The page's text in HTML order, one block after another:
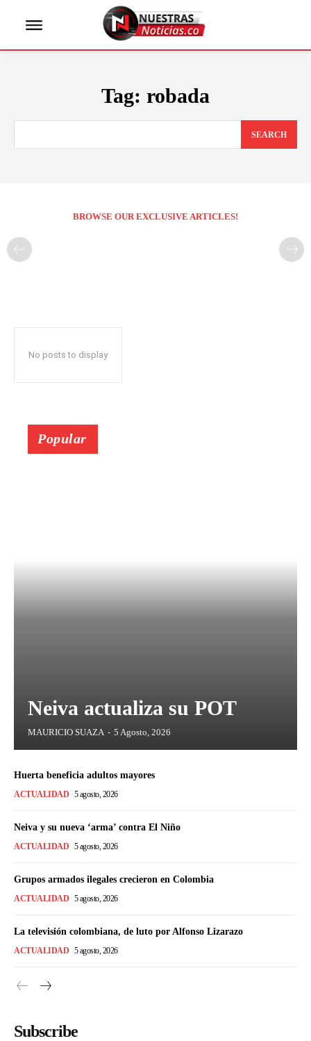
Tag: robada
SEARCH
BROWSE OUR EXCLUSIVE ARTICLES!
No posts to display
Popular
Neiva actualiza su POT
MAURICIO SUAZA - 5 Agosto, 2026
Huerta beneficia adultos mayores
ACTUALIDAD 5 agosto, 2026
Neiva y su nueva ‘arma’ contra El Niño
ACTUALIDAD 5 agosto, 2026
Grupos armados ilegales crecieron en Colombia
ACTUALIDAD 5 agosto, 2026
La televisión colombiana, de luto por Alfonso Lizarazo
ACTUALIDAD 5 agosto, 2026
Subscribe